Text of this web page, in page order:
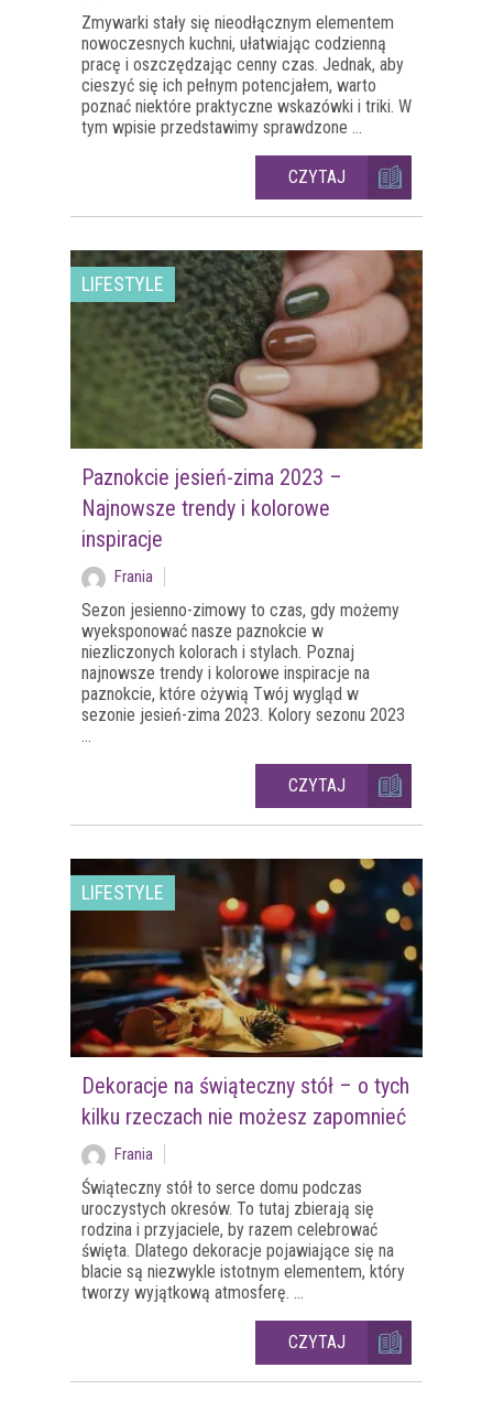
Zmywarki stały się nieodłącznym elementem
nowoczesnych kuchni, ułatwiając codzienną
pracę i oszczędzając cenny czas. Jednak, aby
cieszyć się ich pełnym potencjałem, warto
poznać niektóre praktyczne wskazówki i triki. W
tym wpisie przedstawimy sprawdzone ...
CZYTAJ
LIFESTYLE
Paznokcie jesień-zima 2023 –
Najnowsze trendy i kolorowe
inspiracje
Frania
Sezon jesienno-zimowy to czas, gdy możemy
wyeksponować nasze paznokcie w
niezliczonych kolorach i stylach. Poznaj
najnowsze trendy i kolorowe inspiracje na
paznokcie, które ożywią Twój wygląd w
sezonie jesień-zima 2023. Kolory sezonu 2023
...
CZYTAJ
LIFESTYLE
Dekoracje na świąteczny stół – o tych
kilku rzeczach nie możesz zapomnieć
Frania
Świąteczny stół to serce domu podczas
uroczystych okresów. To tutaj zbierają się
rodzina i przyjaciele, by razem celebrować
święta. Dlatego dekoracje pojawiające się na
blacie są niezwykle istotnym elementem, który
tworzy wyjątkową atmosferę. ...
CZYTAJ